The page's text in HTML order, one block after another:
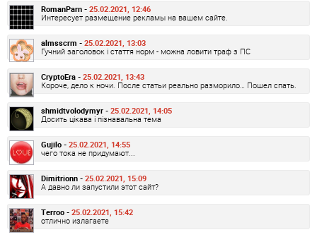
RomanParn - 25.02.2021, 12:46
Интересует размещение рекламы на вашем сайте.
almsscrm - 25.02.2021, 13:03
Гучний заголовок і стаття норм - можна ловити траф з ПС
CryptoEra - 25.02.2021, 13:43
Короче, дело к ночи. После статьи реально разморило… Пошел спать.
shmidtvolodymyr - 25.02.2021, 14:05
Досить цікава і пізнавальна тема
Gujilo - 25.02.2021, 14:55
чего тока не придумают...
Dimitrionn - 25.02.2021, 15:09
А давно ли запустили этот сайт?
Terroo - 25.02.2021, 15:42
отлично излагаете